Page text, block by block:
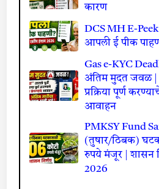
कारण
DCS MH E-
आपली ई पीक
Gas e-KYC
अंतिम मुदत जवळ |
प्रक्रिया पूर्ण
आवाहन
PMKSY Fund
(तुषार/ठिबक)
रुपये मंजूर | शासन
2026